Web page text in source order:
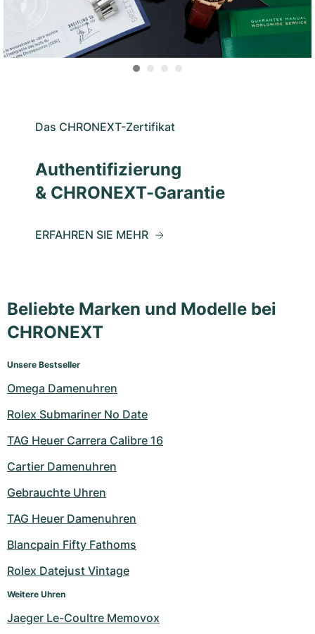
Das CHRONEXT-Zertifikat
Authentifizierung
& CHRONEXT-Garantie
ERFAHREN SIE MEHR
Beliebte Marken und Modelle bei
CHRONEXT
Unsere Bestseller
Omega Damenuhren
Rolex Submariner No Date
TAG Heuer Carrera Calibre 16
Cartier Damenuhren
Gebrauchte Uhren
TAG Heuer Damenuhren
Blancpain Fifty Fathoms
Rolex Datejust Vintage
Weitere Uhren
Jaeger Le-Coultre Memovox